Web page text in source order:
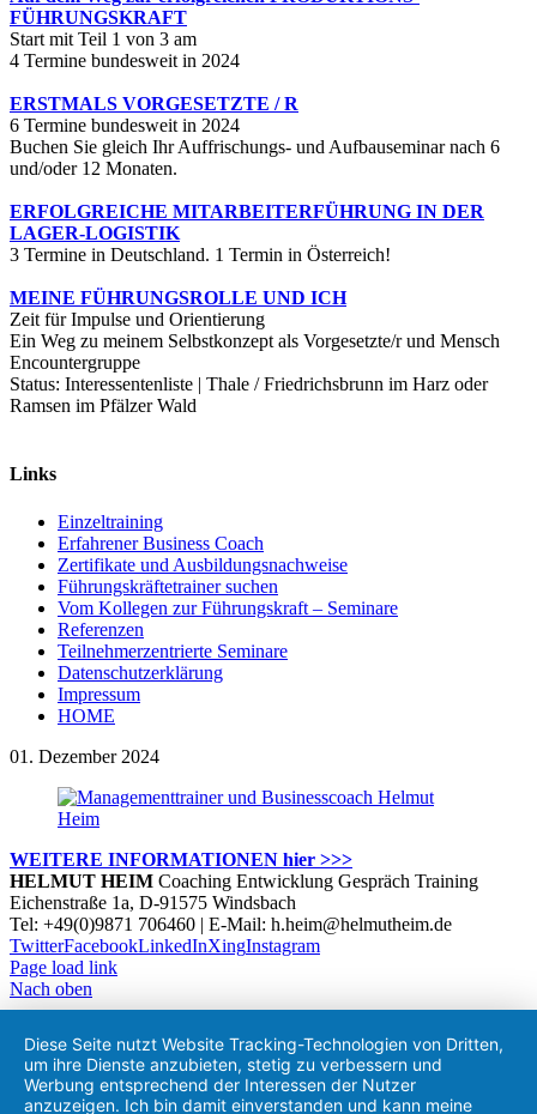
FÜHRUNGSKRAFT
Start mit Teil 1 von 3 am
4 Termine bundesweit in 2024
ERSTMALS VORGESETZTE / R
6 Termine bundesweit in 2024
Buchen Sie gleich Ihr Auffrischungs- und Aufbauseminar nach 6
und/oder 12 Monaten.
ERFOLGREICHE MITARBEITERFÜHRUNG IN DER
LAGER-LOGISTIK
3 Termine in Deutschland. 1 Termin in Österreich!
MEINE FÜHRUNGSROLLE UND ICH
Zeit für Impulse und Orientierung
Ein Weg zu meinem Selbstkonzept als Vorgesetzte/r und Mensch
Encountergruppe
Status: Interessentenliste | Thale / Friedrichsbrunn im Harz oder
Ramsen im Pfälzer Wald
Links
Einzeltraining
Erfahrener Business Coach
Zertifikate und Ausbildungsnachweise
Führungskräftetrainer suchen
Vom Kollegen zur Führungskraft – Seminare
Referenzen
Teilnehmerzentrierte Seminare
Datenschutzerklärung
Impressum
HOME
01. Dezember 2024
WEITERE INFORMATIONEN hier >>>
HELMUT HEIM Coaching Entwicklung Gespräch Training
Eichenstraße 1a, D-91575 Windsbach
Tel: +49(0)9871 706460 | E-Mail: h.heim@helmutheim.de
TwitterFacebookLinkedInXingInstagram
Page load link
Diese Seite nutzt Website Tracking-Technologien von Dritten,
um ihre Dienste anzubieten, stetig zu verbessern und
Werbung entsprechend der Interessen der Nutzer
anzuzeigen. Ich bin damit einverstanden und kann meine
Nach oben